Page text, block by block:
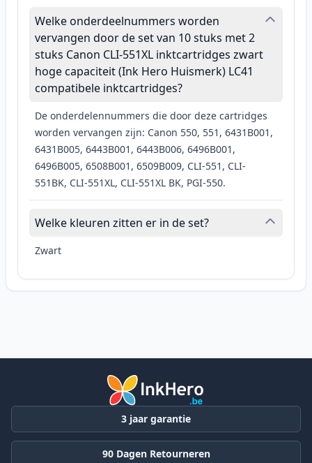
Welke onderdeelnummers worden
vervangen door de set van 10 stuks met 2
stuks Canon CLI-551XL inktcartridges zwart
hoge capaciteit (Ink Hero Huismerk) LC41
compatibele inktcartridges?
De onderdelennummers die door deze cartridges
worden vervangen zijn: Canon 550, 551, 6431B001,
6431B005, 6443B001, 6443B006, 6496B001,
6496B005, 6508B001, 6509B009, CLI-551, CLI-
551BK, CLI-551XL, CLI-551XL BK, PGI-550.
Welke kleuren zitten er in de set?
Zwart
3 jaar garantie
90 Dagen Retourneren